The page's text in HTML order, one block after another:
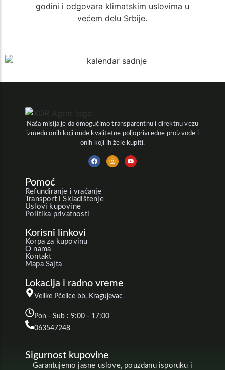
godini i odgovara klimatskim uslovima u
većem delu Srbije.
Naša misija je da omogućimo transparentnu i direktnu vezu
između onih koji nude kvalitetne poljoprivredne proizvode i
onih koji ih žele kupiti.
Pomoć
Refundiranje i vraćanje
Transport i Skladištenje
Uslovi kupovine
Politika privatnosti
Korisni linkovi
Korpa za kupovinu
O nama
Kontakt
Mapa Sajta
Lokacija i radno vreme
Velike Pčelice bb, Kragujevac
Pon - Sub : 9:00 - 17:00
063547248
Sigurnost kupovine
Garantujemo jasne uslove, pouzdanu isporuku i